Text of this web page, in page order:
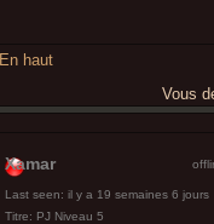
En haut
Vous
Xamar
Last seen: il y a 19 semaines 6 jours
Titre: PJ Niveau 5